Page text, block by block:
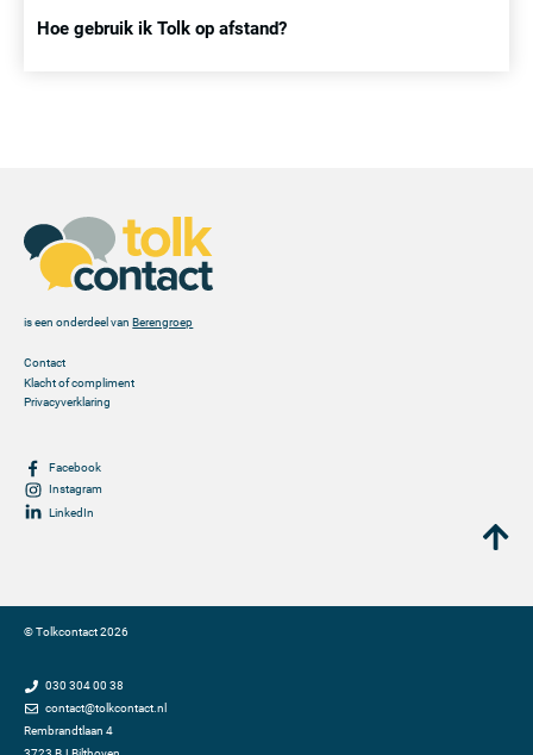
Hoe gebruik ik Tolk op afstand?
is een onderdeel vanBerengroep
Contact
Klacht of compliment
Privacyverklaring
Facebook
Instagram
LinkedIn
©Tolkcontact2026
030 304 00 38
contact@tolkcontact.nl
Rembrandtlaan 4